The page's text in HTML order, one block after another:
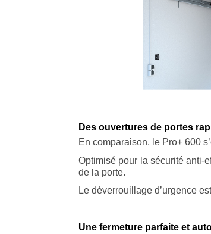
Des ouvertures de portes
En comparaison, le Pro+ 600
Optimisé pour la sécurité anti-
de la porte.
Le déverrouillage d’urgence
Une fermeture parfaite et